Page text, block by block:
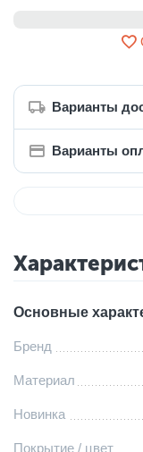
Варианты
Варианты
Основные
Бренд
Материал
Новинка
Покрытие / цвет